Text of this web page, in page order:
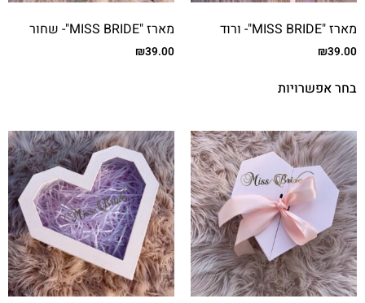
מארז "MISS BRIDE"- ורוד
₪39.00
בחר אפשרויות
מארז "MISS BRIDE"- שחור
₪39.00